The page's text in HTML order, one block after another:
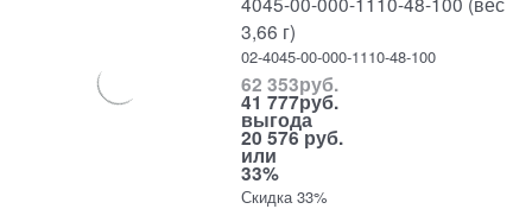
3,66 г)
02-4045-00-000-1110-48-100
62 353руб.
41 777руб.
выгода
20 576 руб.
или
33%
Скидка 33%